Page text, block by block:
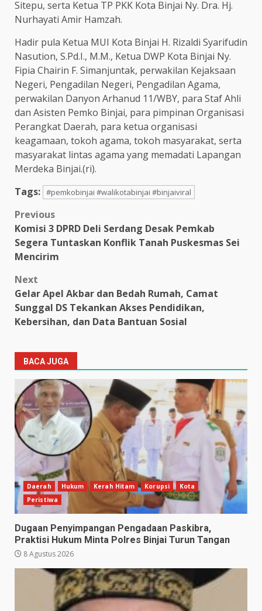
Sitepu, serta Ketua TP PKK Kota Binjai Ny. Dra. Hj.
Nurhayati Amir Hamzah.
Hadir pula Ketua MUI Kota Binjai H. Rizaldi Syarifudin
Nasution, S.Pd.I., M.M., Ketua DWP Kota Binjai Ny.
Fipia Chairin F. Simanjuntak, perwakilan Kejaksaan
Negeri, Pengadilan Negeri, Pengadilan Agama,
perwakilan Danyon Arhanud 11/WBY, para Staf Ahli
dan Asisten Pemko Binjai, para pimpinan Organisasi
Perangkat Daerah, para ketua organisasi
keagamaan, tokoh agama, tokoh masyarakat, serta
masyarakat lintas agama yang memadati Lapangan
Merdeka Binjai.(ri).
Tags: #pemkobinjai #walikotabinjai #binjaiviral
Post
navigation
Previous
Komisi 3 DPRD Deli Serdang Desak Pemkab
Segera Tuntaskan Konflik Tanah Puskesmas Sei
Mencirim
Next
Gelar Apel Akbar dan Bedah Rumah, Camat
Sunggal DS Tekankan Akses Pendidikan,
Kebersihan, dan Data Bantuan Sosial
BACA JUGA
Daerah Hukum Kerah Hitam Korupsi
Kota
Peristiwa
Dugaan Penyimpangan Pengadaan Paskibra,
Praktisi Hukum Minta Polres Binjai Turun Tangan
8 Agustus 2026